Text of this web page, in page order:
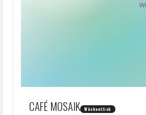
CAFÉ MOSAIK Wöchentlich